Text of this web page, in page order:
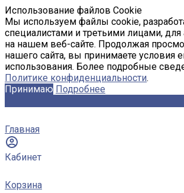
Использование файлов Cookie
Мы используем файлы cookie,
специалистами и третьими лицами, для
на нашем веб-сайте. Продолжая
нашего сайта, вы принимаете условия
использования. Более подробные
Политике конфиденциальности.
Принимаю Подробнее
Главная
Кабинет
Корзина